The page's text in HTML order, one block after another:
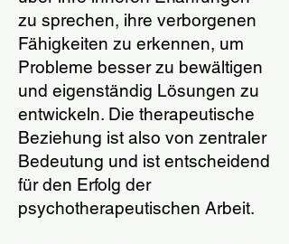
zu sprechen, ihre verborgenen
Fähigkeiten zu erkennen, um
Probleme besser zu bewältigen
und eigenständig Lösungen zu
entwickeln. Die therapeutische
Beziehung ist also von zentraler
Bedeutung und ist entscheidend
für den Erfolg der
psychotherapeutischen Arbeit.